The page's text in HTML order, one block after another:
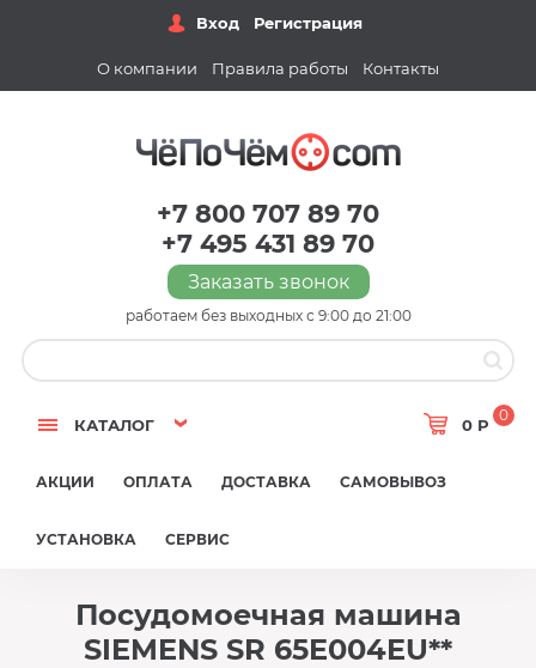
Вход Регистрация
О компании Правила работы Контакты
+7 800 707 89 70
+7 495 431 89 70
Заказать звонок
работаем без выходных с 9:00 до 21:00
КАТАЛОГ 0 Р
0
АКЦИИ ОПЛАТА ДОСТАВКА САМОВЫВОЗ
УСТАНОВКА СЕРВИС
Посудомоечная машина
SIEMENS SR 65E004EU**